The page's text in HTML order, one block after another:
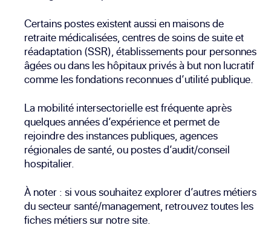
Certains postes existent aussi en maisons de
retraite médicalisées, centres de soins de suite et
réadaptation (SSR), établissements pour personnes
âgées ou dans les hôpitaux privés à but non lucratif
comme les fondations reconnues d’utilité publique.
La mobilité intersectorielle est fréquente après
quelques années d’expérience et permet de
rejoindre des instances publiques, agences
régionales de santé, ou postes d’audit/conseil
hospitalier.
À noter : si vous souhaitez explorer d’autres métiers
du secteur santé/management, retrouvez toutes les
fiches métierssur notre site.